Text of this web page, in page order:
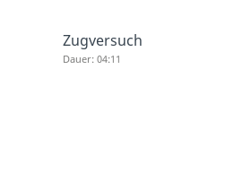
Zugversuch
Dauer: 04:11